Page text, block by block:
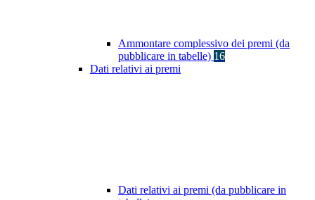
Ammontare complessivo dei premi (da
pubblicare in tabelle) 16
Dati relativi ai premi
Dati relativi ai premi (da pubblicare in